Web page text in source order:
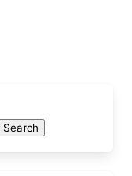
Search